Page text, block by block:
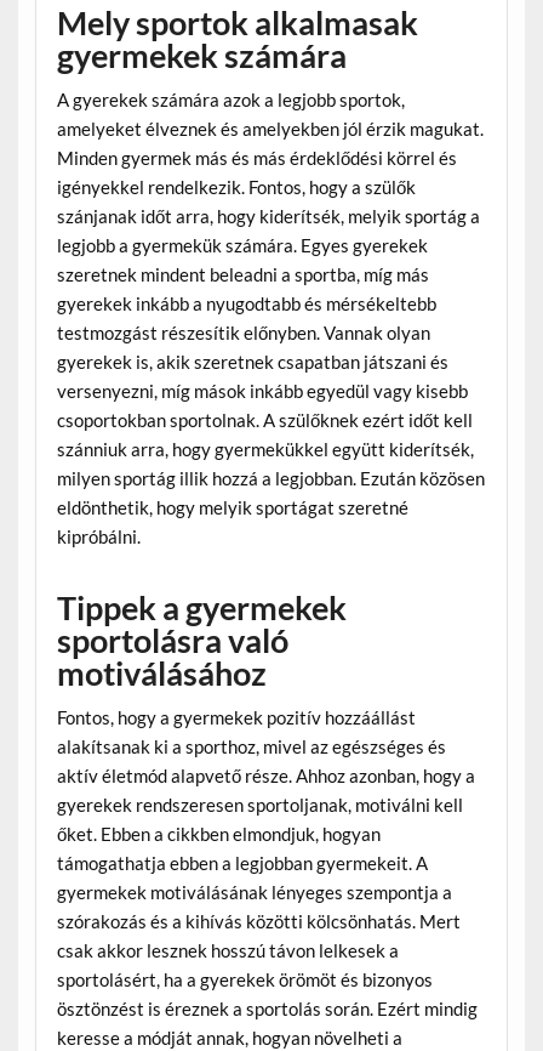
Mely sportok alkalmasak
gyermekek számára
A gyerekek számára azok a legjobb sportok,
amelyeket élveznek és amelyekben jól érzik magukat.
Minden gyermek más és más érdeklődési körrel és
igényekkel rendelkezik. Fontos, hogy a szülők
szánjanak időt arra, hogy kiderítsék, melyik sportág a
legjobb a gyermekük számára. Egyes gyerekek
szeretnek mindent beleadni a sportba, míg más
gyerekek inkább a nyugodtabb és mérsékeltebb
testmozgást részesítik előnyben. Vannak olyan
gyerekek is, akik szeretnek csapatban játszani és
versenyezni, míg mások inkább egyedül vagy kisebb
csoportokban sportolnak. A szülőknek ezért időt kell
szánniuk arra, hogy gyermekükkel együtt kiderítsék,
milyen sportág illik hozzá a legjobban. Ezután közösen
eldönthetik, hogy melyik sportágat szeretné
kipróbálni.
Tippek a gyermekek
sportolásra való
motiválásához
Fontos, hogy a gyermekek pozitív hozzáállást
alakítsanak ki a sporthoz, mivel az egészséges és
aktív életmód alapvető része. Ahhoz azonban, hogy a
gyerekek rendszeresen sportoljanak, motiválni kell
őket. Ebben a cikkben elmondjuk, hogyan
támogathatja ebben a legjobban gyermekeit. A
gyermekek motiválásának lényeges szempontja a
szórakozás és a kihívás közötti kölcsönhatás. Mert
csak akkor lesznek hosszú távon lelkesek a
sportolásért, ha a gyerekek örömöt és bizonyos
ösztönzést is éreznek a sportolás során. Ezért mindig
keresse a módját annak, hogyan növelheti a